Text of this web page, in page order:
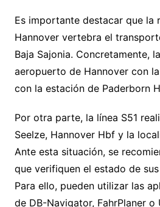
Es importante destacar que la
Hannover vertebra el
Baja Sajonia. Concretamente,
aeropuerto de Hannover con
con la estación de Paderborn
Por otra parte, la línea S51
Seelze, Hannover Hbf y la
Ante esta situación, se
que verifiquen el estado de
Para ello, pueden utilizar las
de DB-Navigator, FahrPlaner o